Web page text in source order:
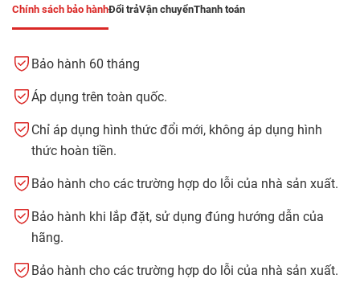
Chính sách bảo hànhĐổi trảVận chuyểnThanh toán
Bảo hành 60 tháng
Áp dụng trên toàn quốc.
Chỉ áp dụng hình thức đổi mới, không áp dụng hình
thức hoàn tiền.
Bảo hành cho các trường hợp do lỗi của nhà sản xuất.
Bảo hành khi lắp đặt, sử dụng đúng hướng dẫn của
hãng.
Bảo hành cho các trường hợp do lỗi của nhà sản xuất.